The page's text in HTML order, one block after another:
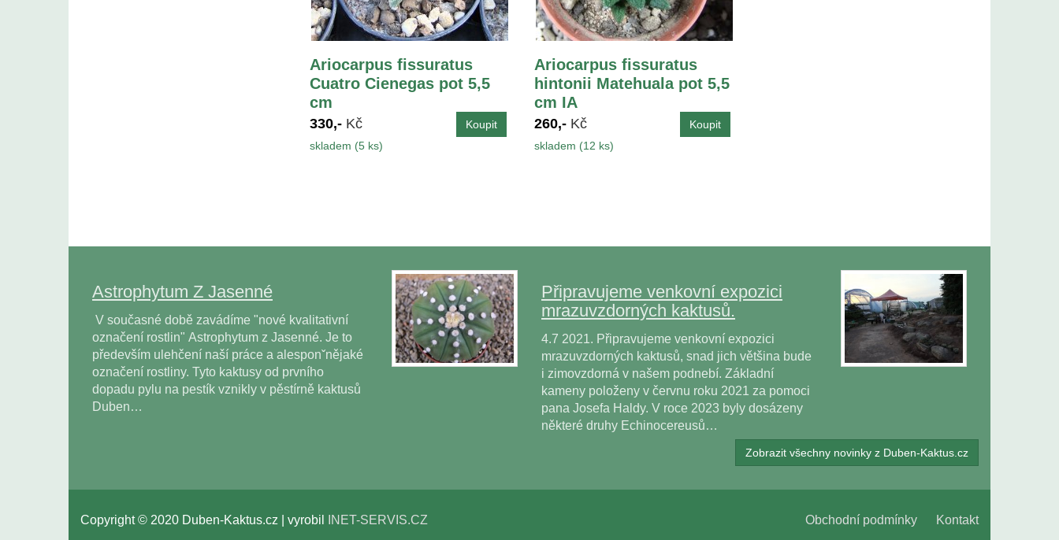
Ariocarpus fissuratus
Cuatro Cienegas pot 5,5
cm
330,- Kč
skladem (5 ks)
Ariocarpus fissuratus
hintonii Matehuala pot 5,5
cm IA
260,- Kč
skladem (12 ks)
Astrophytum Z Jasenné
V současné době zavádíme "nové kvalitativní
označení rostlin" Astrophytum z Jasenné. Je to
především ulehčení naší práce a alesponˇnějaké
označení rostliny. Tyto kaktusy od prvního
dopadu pylu na pestík vznikly v pěstírně kaktusů
Duben…
Připravujeme venkovní expozici
mrazuvzdorných kaktusů.
4.7 2021. Připravujeme venkovní expozici
mrazuvzdorných kaktusů, snad jich většina bude
i zimovzdorná v našem podnebí. Základní
kameny položeny v červnu roku 2021 za pomoci
pana Josefa Haldy. V roce 2023 byly dosázeny
některé druhy Echinocereusů…
Zobrazit všechny novinky z Duben-Kaktus.cz
Obchodní podmínky Kontakt
Copyright © 2020 Duben-Kaktus.cz | vyrobil INET-SERVIS.CZ